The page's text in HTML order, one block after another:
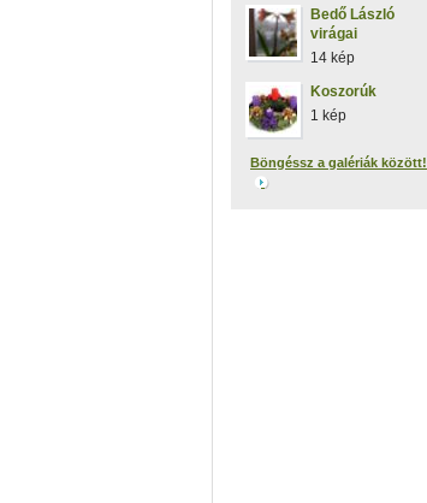
Bedő László
virágai
14 kép
Koszorúk
1 kép
Böngéssz a galériák között!